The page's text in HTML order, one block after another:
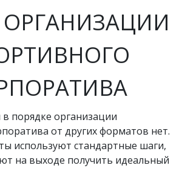
порядке организации
от других форматов нет.
используют стандартные шаги,
на выходе получить идеальный